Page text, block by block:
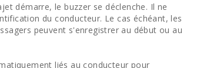
démarre, le buzzer se déclenche. Il ne
du conducteur. Le cas échéant, les
peuvent s'enregistrer au début ou au
liés au conducteur pour